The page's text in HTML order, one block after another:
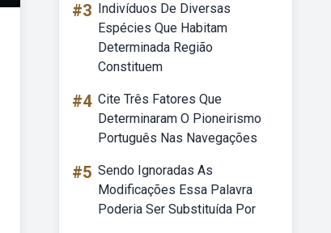
#3 Indivíduos De Diversas
Espécies Que Habitam
Determinada Região
Constituem
#4 Cite Três Fatores Que
Determinaram O Pioneirismo
Português Nas Navegações
#5 Sendo Ignoradas As
Modificações Essa Palavra
Poderia Ser Substituída Por